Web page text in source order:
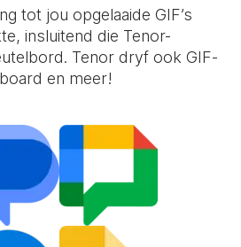
tot jou opgelaaide GIF’s
insluitend die Tenor-
. Tenor dryf ook GIF-
en meer!